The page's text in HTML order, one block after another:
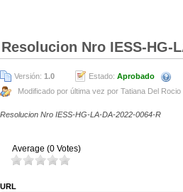
Resolucion Nro IESS-HG-
Versión: 1.0 Estado: Aprobado
Modificado por última vez por Tatiana Del Rocio
Resolucion Nro IESS-HG-LA-DA-2022-0064-R
Average (0 Votes)
URL